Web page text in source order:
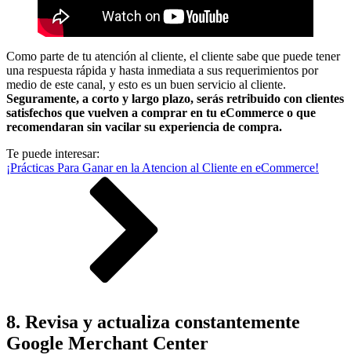
Como parte de tu atención al cliente, el cliente sabe que puede tener
una respuesta rápida y hasta inmediata a sus requerimientos por
medio de este canal, y esto es un buen servicio al cliente.
Seguramente, a corto y largo plazo, serás retribuido con clientes
satisfechos que vuelven a comprar en tu eCommerce o que
recomendaran sin vacilar su experiencia de compra.
Te puede interesar:
¡Prácticas Para Ganar en la Atencion al Cliente en eCommerce!
8. Revisa y actualiza constantemente
Google Merchant Center